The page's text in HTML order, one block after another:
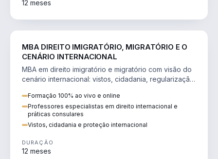
12 meses
MBA DIREITO IMIGRATÓRIO, MIGRATÓRIO E O
CENÁRIO INTERNACIONAL
MBA em direito imigratório e migratório com visão do
cenário internacional: vistos, cidadania, regularização
Formação 100% ao vivo e online
Professores especialistas em direito internacional e
práticas consulares
Vistos, cidadania e proteção internacional
DURAÇÃO
12 meses